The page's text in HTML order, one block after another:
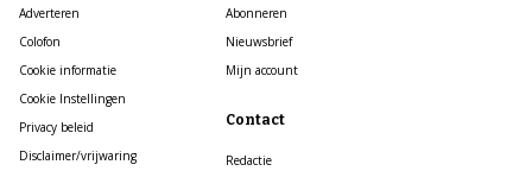
Adverteren
Colofon
Cookie informatie
Cookie Instellingen
Privacy beleid
Disclaimer/vrijwaring
Abonneren
Nieuwsbrief
Mijn account
Contact
Redactie